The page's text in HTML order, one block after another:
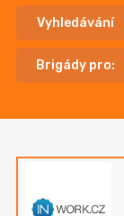
Vyhledávání
Brigády pro: